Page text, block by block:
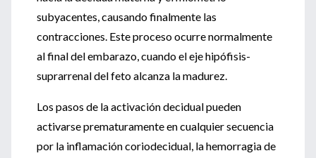
subyacentes, causando finalmente las
contracciones. Este proceso ocurre normalmente
al final del embarazo, cuando el eje hipófisis-
suprarrenal del feto alcanza la madurez.
Los pasos de la activación decidual pueden
activarse prematuramente en cualquier secuencia
por la inflamación coriodecidual, la hemorragia de